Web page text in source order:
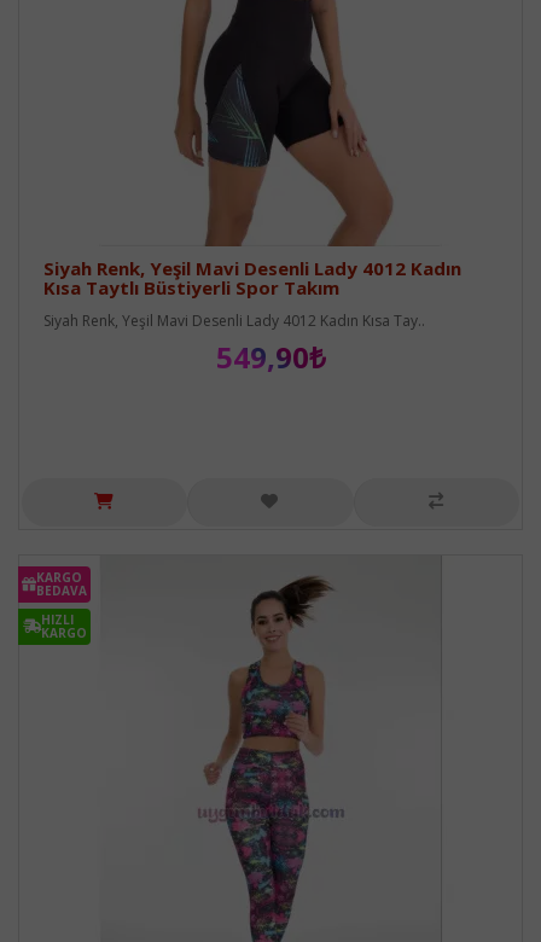
Siyah Renk, Yeşil Mavi Desenli Lady 4012 Kadın
Kısa Taytlı Büstiyerli Spor Takım
Siyah Renk, Yeşil Mavi Desenli Lady 4012 Kadın Kısa Tay..
549,90₺
KARGO
BEDAVA
HIZLI
KARGO